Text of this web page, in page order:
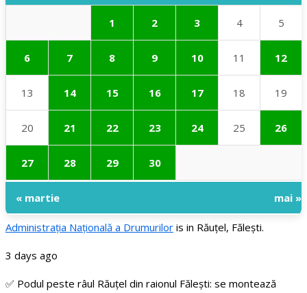
1 2 3 4 5
6 7 8 9 10 11 12
13 14 15 16 17 18 19
20 21 22 23 24 25 26
27 28 29 30
« martie mai »
Administraţia Națională a Drumurilor is in Răuțel, Fălești.
3 days ago
✅ Podul peste râul Răuțel din raionul Fălești: se montează